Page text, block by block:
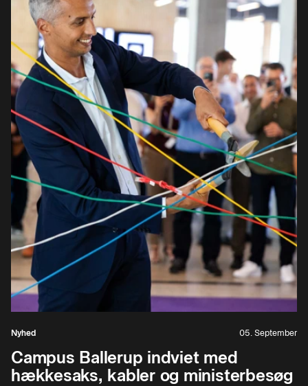
Nyhed 05. September
Campus Ballerup indviet med
hækkesaks, kabler og ministerbesøg